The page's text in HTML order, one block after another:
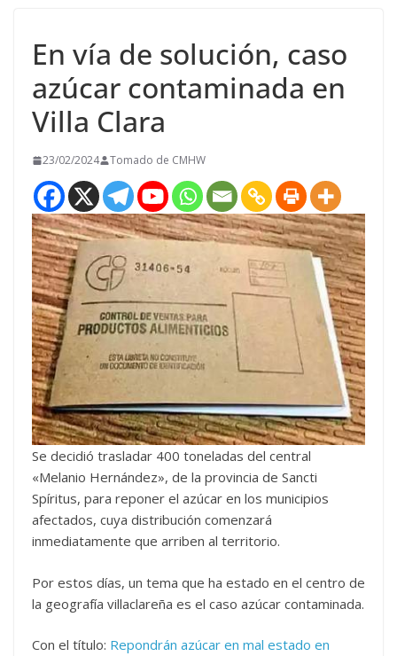
En vía de solución, caso
azúcar contaminada en
Villa Clara
23/02/2024 Tomado de CMHW
Se decidió trasladar 400 toneladas del central
«Melanio Hernández», de la provincia de Sancti
Spíritus, para reponer el azúcar en los municipios
afectados, cuya distribución comenzará
inmediatamente que arriben al territorio.
Por estos días, un tema que ha estado en el centro de
la geografía villaclareña es el caso azúcar contaminada.
Con el título: Repondrán azúcar en mal estado en